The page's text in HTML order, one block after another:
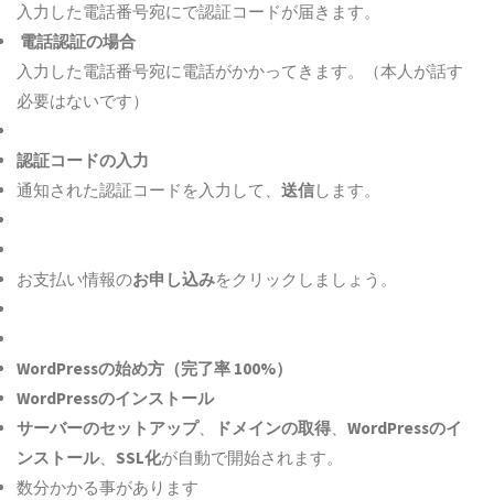
入力した電話番号宛にで認証コードが届きます。
電話認証の場合
入力した電話番号宛に電話がかかってきます。（本人が話す
必要はないです）
認証コードの入力
通知された認証コードを入力して、送信します。
お支払い情報のお申し込みをクリックしましょう。
WordPressの始め方（完了率 100%）
WordPressのインストール
サーバーのセットアップ、 ドメインの取得、WordPressのイ
ンストール、 SSL化が自動で開始されます。
数分かかる事があります